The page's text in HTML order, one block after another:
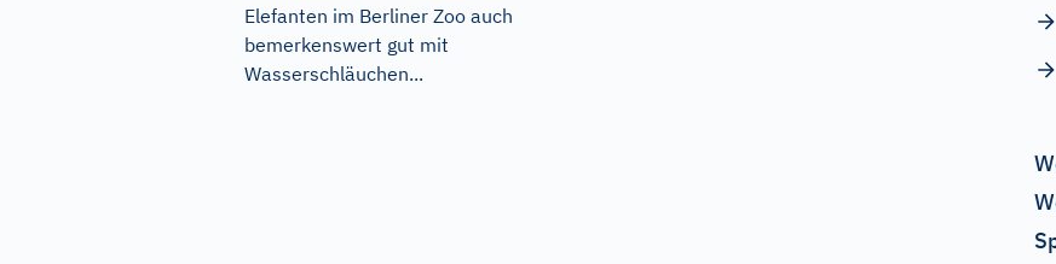
Elefanten im Berliner Zoo auch
bemerkenswert gut mit
Wasserschläuchen...